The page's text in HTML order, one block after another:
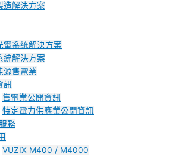
造解決方案
電系統解決方案
統解決方案
源售電業
訊
售電業公開資訊
特定電力供應業公開資訊
務
VUZIX M400 / M4000